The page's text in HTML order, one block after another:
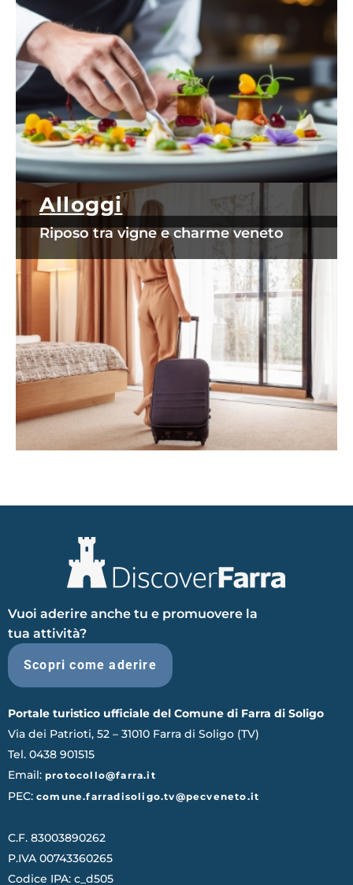
Alloggi
Riposo tra vigne e charme veneto
Vuoi aderire anche tu e promuovere la
tua attività?
Scopri come aderire
Portale turistico ufficiale del Comune di Farra di Soligo
Via dei Patrioti, 52 – 31010 Farra di Soligo (TV)
Tel. 0438 901515
Email: protocollo@farra.it
PEC: comune.farradisoligo.tv@pecveneto.it
C.F. 83003890262
P.IVA 00743360265
Codice IPA: c_d505